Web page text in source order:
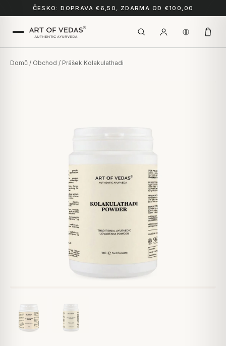
ČESKO: DOPRAVA €6,50, ZDARMA OD €100,00
Domů / Obchod / Prášek Kolakulathadi